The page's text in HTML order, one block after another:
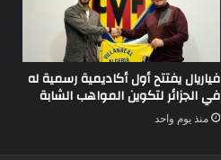
فياريال يفتتح أول أكاديمية رسمية له
في الجزائر لتكوين المواهب الشابة
منذ يوم واحد